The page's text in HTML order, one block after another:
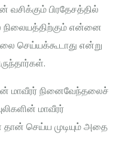
வசிக்கும் பிரதேசத்தில்
நிலையத்திற்கும் என்னை
செய்யக்கூடாது என்று
மாவீரர் நினைவேந்தலைச்
மாவீரர்
தான் செய்ய முடியும் அதை